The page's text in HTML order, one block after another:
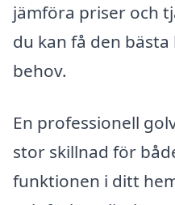
jämföra priser och
du kan få den
behov.
En professionell
stor skillnad för
funktionen i ditt